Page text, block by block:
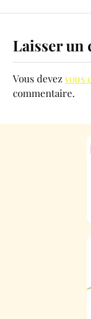
Laisser un
Vous devezvous
commentaire.